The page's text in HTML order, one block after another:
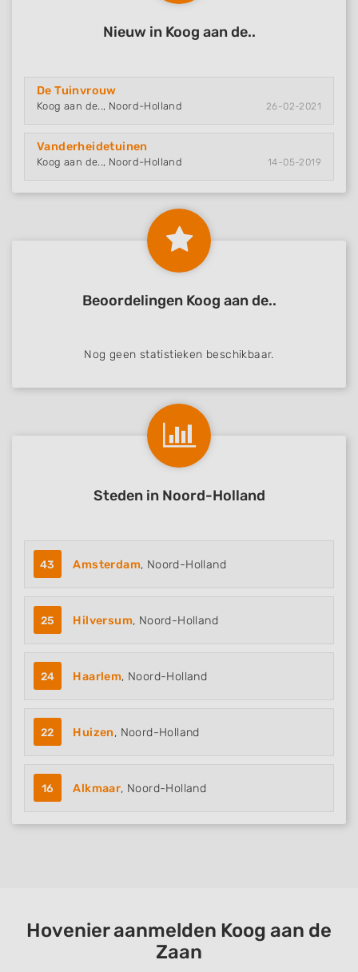
Nieuw in Koog aan de..
De Tuinvrouw
Koog aan de.., Noord-Holland 26-02-2021
Vanderheidetuinen
Koog aan de.., Noord-Holland 14-05-2019
Beoordelingen Koog aan de..
Nog geen statistieken beschikbaar.
Steden in Noord-Holland
43 Amsterdam, Noord-Holland
25 Hilversum, Noord-Holland
24 Haarlem, Noord-Holland
22 Huizen, Noord-Holland
16 Alkmaar, Noord-Holland
Hovenier aanmelden Koog aan de
Zaan